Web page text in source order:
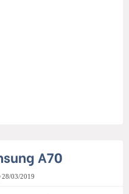
A70
28/03/2019